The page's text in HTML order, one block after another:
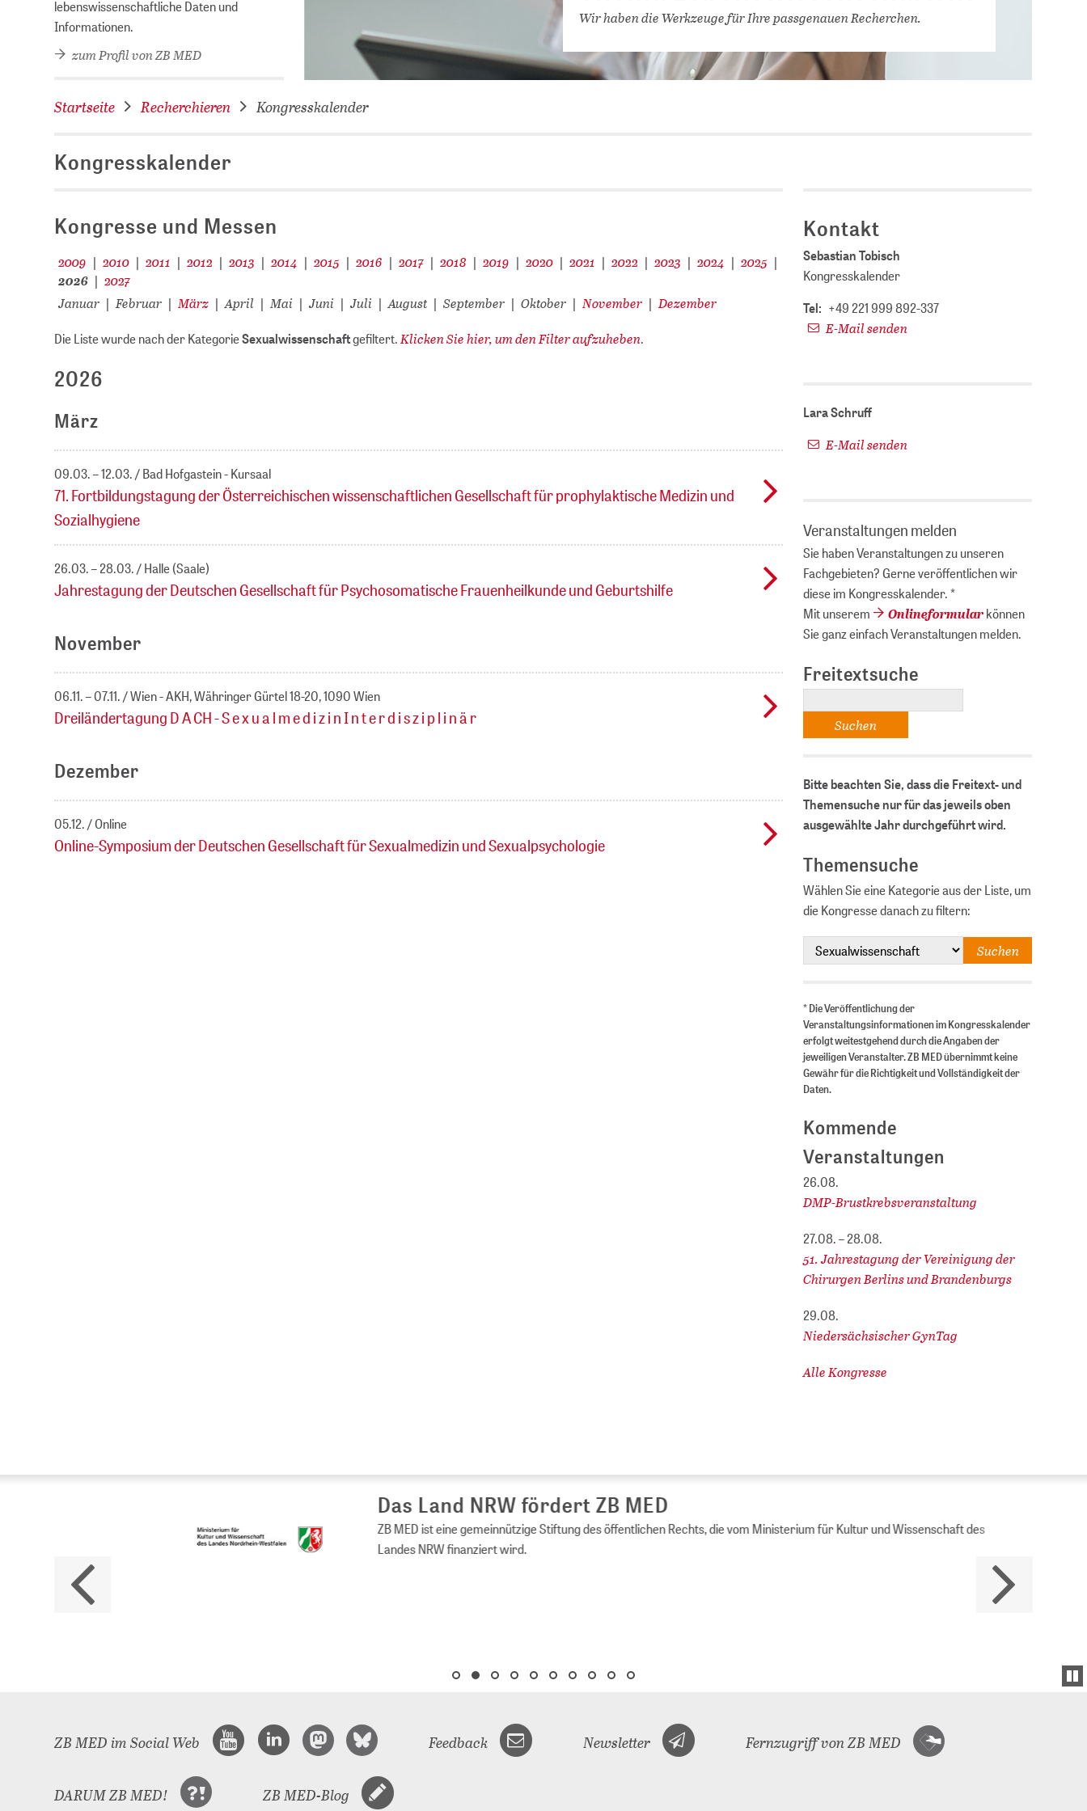
VERNETZEN: WIR FÜR SIE
DATENBANKEN (DBIS)
DIGITALE SAMMLUNGEN
Abschlussarbeiten bei
lebenswissenschaftliche Daten und
Informationen.
zum Profil von ZB MED
Wir haben die Werkzeuge für Ihre passgenauen Recherchen.
Startseite Recherchieren Kongresskalender
Kongresskalender
Kongresse und Messen
2009 | 2010 | 2011 | 2012 | 2013 | 2014 | 2015 | 2016 | 2017 | 2018 | 2019 | 2020 | 2021 | 2022 | 2023 | 2024 | 2025 |
2026 | 2027
Januar | Februar | März | April | Mai | Juni | Juli | August | September | Oktober | November | Dezember
Die Liste wurde nach der KategorieSexualwissenschaftgefiltert.Klicken Sie hier, um den Filter aufzuheben.
2026
März
09.03. – 12.03. Bad Hofgastein - Kursaal
71. Fortbildungstagung der Österreichischen wissenschaftlichen Gesellschaft für prophylaktische Medizin und
Sozialhygiene
26.03. – 28.03. Halle (Saale)
Jahrestagung der Deutschen Gesellschaft für Psychosomatische Frauenheilkunde und Geburtshilfe
November
06.11. – 07.11. Wien - AKH, Währinger Gürtel 18-20, 1090 Wien
Dreiländertagung D A CH - S e x u a l m e d i z i n I n t e r d i s z i p l i n ä r
Dezember
05.12. Online
Online-Symposium der Deutschen Gesellschaft für Sexualmedizin und Sexualpsychologie
Kontakt
Sebastian Tobisch
Kongresskalender
Tel: +49 221 999 892-337
E-Mail senden
Lara Schruff
E-Mail senden
Veranstaltungen melden
Sie haben Veranstaltungen zu unseren
Fachgebieten? Gerne veröffentlichen wir
diese im Kongresskalender. *
Mit unserem
Onlineformularkönnen
Sie ganz einfach Veranstaltungen melden.
Freitextsuche
Bitte beachten Sie, dass die Freitext- und
Themensuche nur für das jeweils oben
ausgewählte Jahr durchgeführt wird.
Themensuche
Wählen Sie eine Kategorie aus der Liste, um
die Kongresse danach zu filtern:
* Die Veröffentlichung der
Veranstaltungsinformationen im Kongresskalender
erfolgt weitestgehend durch die Angaben der
jeweiligen Veranstalter. ZB MED übernimmt keine
Gewähr für die Richtigkeit und Vollständigkeit der
Daten.
Kommende
Veranstaltungen
26.08.
DMP-Brustkrebsveranstaltung
27.08. – 28.08.
51. Jahrestagung der Vereinigung der
Chirurgen Berlins und Brandenburgs
29.08.
Niedersächsischer GynTag
Alle Kongresse
Das Land NRW fördert ZB MED
ZB MED ist eine gemeinnützige Stiftung des öffentlichen Rechts, die vom Ministerium für Kultur und Wissenschaft des
Landes NRW finanziert wird.
ZB MED im Social Web Feedback Newsletter Fernzugriff von ZB MED
DARUM ZB MED! ZB MED-Blog